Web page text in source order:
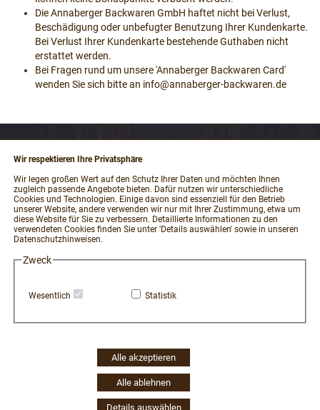
Wir respektieren Ihre Privatsphäre
Wir legen großen Wert auf den Schutz Ihrer Daten und möchten Ihnen
zugleich passende Angebote bieten. Dafür nutzen wir unterschiedliche
Cookies und Technologien. Einige davon sind essenziell für den Betrieb
unserer Website, andere verwenden wir nur mit Ihrer Zustimmung, etwa um
diese Website für Sie zu verbessern. Detaillierte Informationen zu den
verwendeten Cookies finden Sie unter 'Details auswählen' sowie in unseren
Datenschutzhinweisen.
Zweck
Wesentlich Statistik
Alle akzeptieren
Alle ablehnen
Details auswählen
Die Annaberger Backwaren GmbH haftet nicht bei Verlust,
Beschädigung oder unbefugter Benutzung Ihrer Kundenkarte.
Bei Verlust Ihrer Kundenkarte bestehende Guthaben nicht
erstattet werden.
Bei Fragen rund um unsere 'Annaberger Backwaren Card'
wenden Sie sich bitte an info@annaberger-backwaren.de
RECHTLICHES
Impressum
AGB und Kundeninformationen
Datenschutzerklärung
Widerrufsbelehrung / Muster-Widerrufsformular
Zahlung und Versand
Widerruf Cookie-Einwilligung